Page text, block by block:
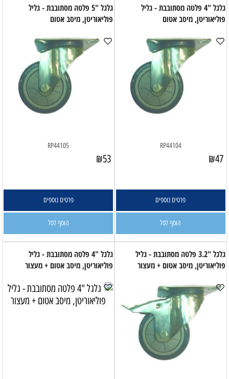
גלגל "4 פלטה מסתובבת - גליל
פוליאוריטן, מיסב אטום
RP44104
₪47
פרטים נוספים
הוסף לסל
גלגל "5 פלטה מסתובבת - גליל
פוליאוריטן, מיסב אטום
RP44105
₪53
פרטים נוספים
הוסף לסל
גלגל "3.2 פלטה מסתובבת - גליל
פוליאוריטן, מיסב אטום + מעצור
גלגל "4 פלטה מסתובבת - גליל
פוליאוריטן, מיסב אטום + מעצור